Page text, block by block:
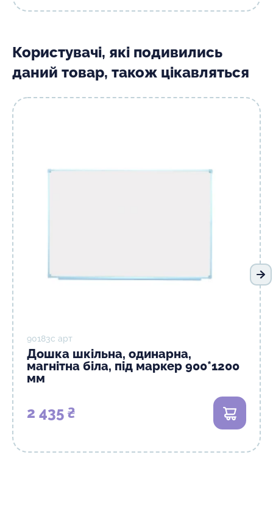
Користувачі, які подивились
даний товар, також цікавляться
90183с арт
Дошка шкільна, одинарна,
магнітна біла, під маркер 900*1200
мм
2 435 ₴ В кошик